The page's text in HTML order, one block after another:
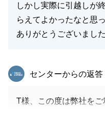
しかし実際に引越しが
らえてよかったなと思
ありがとうございました
東急リバブル
センターからの返答
T様、この度は弊社を